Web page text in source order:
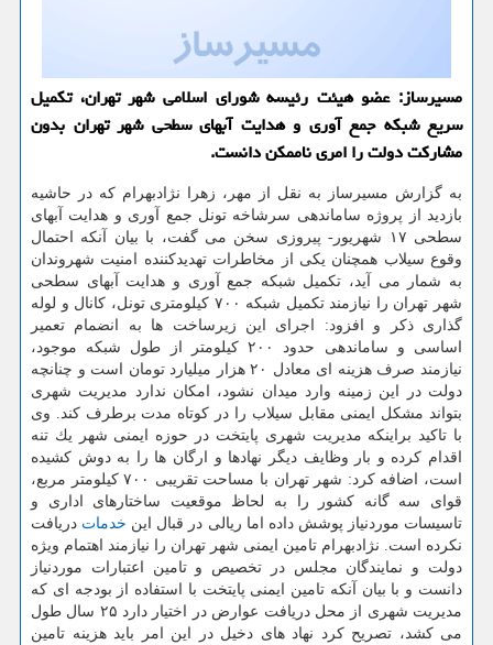
مسیرساز: عضو هیئت رئیسه شورای اسلامی شهر تهران، تكمیل
سریع شبكه جمع آوری و هدایت آبهای سطحی شهر تهران بدون
مشاركت دولت را امری ناممكن دانست.
به گزارش مسیرساز به نقل از مهر، زهرا نژادبهرام كه در حاشیه
بازدید از پروژه ساماندهی سرشاخه تونل جمع آوری و هدایت آبهای
سطحی ۱۷ شهریور- پیروزی سخن می گفت، با بیان آنكه احتمال
وقوع سیلاب همچنان یكی از مخاطرات تهدیدكننده امنیت شهروندان
به شمار می آید، تكمیل شبكه جمع آوری و هدایت آبهای سطحی
شهر تهران را نیازمند تكمیل شبكه ۷۰۰ كیلومتری تونل، كانال و لوله
گذاری ذكر و افزود: اجرای این زیرساخت ها به انضمام تعمیر
اساسی و ساماندهی حدود ۲۰۰ كیلومتر از طول شبكه موجود،
نیازمند صرف هزینه ای معادل ۲۰ هزار میلیارد تومان است و چنانچه
دولت در این زمینه وارد میدان نشود، امكان ندارد مدیریت شهری
بتواند مشكل ایمنی مقابل سیلاب را در كوتاه مدت برطرف كند. وی
با تاكید براینكه مدیریت شهری پایتخت در حوزه ایمنی شهر یك تنه
اقدام كرده و بار وظایف دیگر نهادها و ارگان ها را به دوش كشیده
است، اضافه كرد: شهر تهران با مساحت تقریبی ۷۰۰ كیلومتر مربع،
قوای سه گانه كشور را به لحاظ موقعیت ساختارهای اداری و
تاسیسات موردنیاز پوشش داده اما ریالی در قبال این خدمات دریافت
نكرده است. نژادبهرام تامین ایمنی شهر تهران را نیازمند اهتمام ویژه
دولت و نمایندگان مجلس در تخصیص و تامین اعتبارات موردنیاز
دانست و با بیان آنكه تامین ایمنی پایتخت با استفاده از بودجه ای كه
مدیریت شهری از محل دریافت عوارض در اختیار دارد ۲۵ سال طول
می كشد، تصریح كرد نهاد های دخیل در این امر باید هزینه تامین